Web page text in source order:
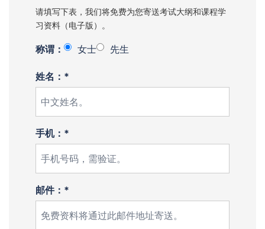
请填写下表，我们将免费为您寄送考试大纲和课程学
习资料（电子版）。
称谓： 女士 先生
姓名：*
手机：*
邮件：*